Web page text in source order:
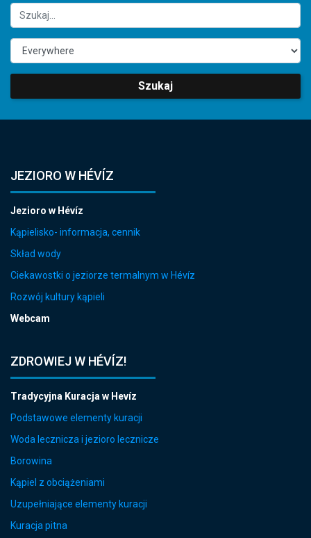
Szukaj
JEZIORO W HÉVÍZ
Jezioro w Hévíz
Kąpielisko- informacja, cennik
Skład wody
Ciekawostki o jeziorze termalnym w Hévíz
Rozwój kultury kąpieli
Webcam
ZDROWIEJ W HÉVÍZ!
Tradycyjna Kuracja w Hevíz
Podstawowe elementy kuracji
Woda lecznicza i jezioro lecznicze
Borowina
Kąpiel z obciążeniami
Uzupełniające elementy kuracji
Kuracja pitna